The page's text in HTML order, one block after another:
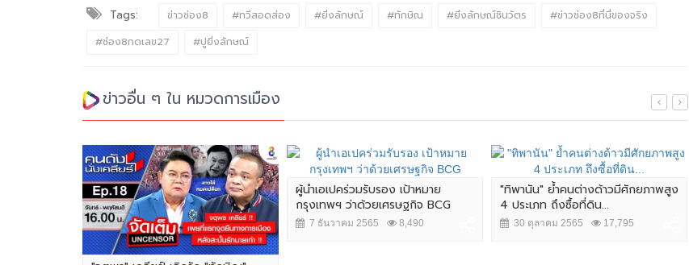
Tags: ข่าวช่อง8 #ทวีสอดส่อง #ยิ่งลักษณ์ #ทักษิณ #ยิ่งลักษณ์ชินวัตร
#ข่าวช่อง8ที่นี่ของจริง
#ช่อง8กดเลข27
#ปูยิ่งลักษณ์
ข่าวอื่น ๆ ใน หมวดการเมือง
ผู้นำเอเปคร่วมรับรอง เป้าหมาย
กรุงเทพฯ ว่าด้วยเศรษฐกิจ BCG
7 ธันวาคม 2565 8,490
"ทิพานัน" ย้ำคนต่างด้าวมีศักยภาพสูง
4 ประเภท ถึงซื้อที่ดิน...
30 ตุลาคม 2565 17,795